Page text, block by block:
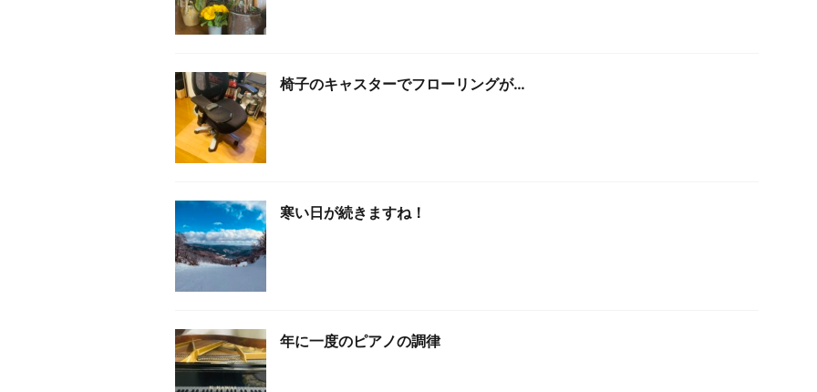
椅子のキャスターでフローリングが…
寒い日が続きますね！
年に一度のピアノの調律